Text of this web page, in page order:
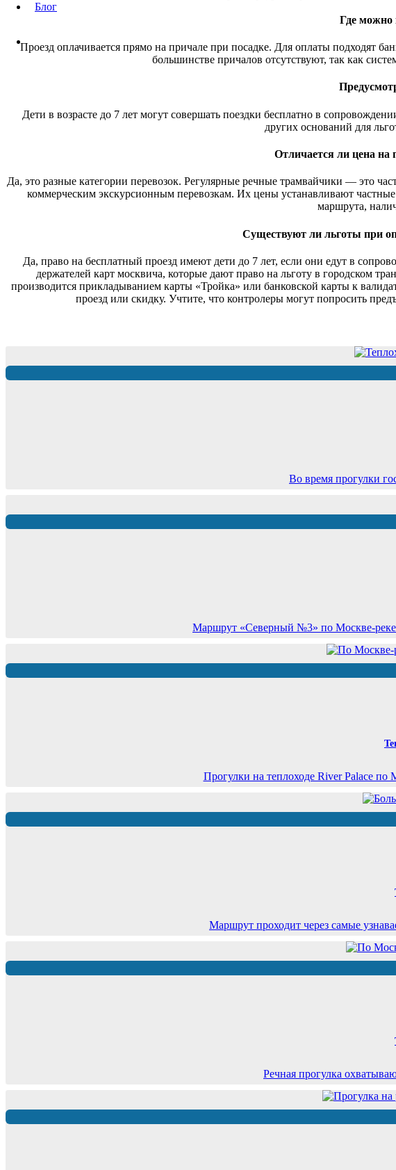
Блог
Где можно
Проезд оплачивается прямо на причале при посадке. Для оплаты подходят
большинстве причалов отсутствуют, так как
Дети в возрасте до 7 лет могут совершать поездки бесплатно в
других оснований для
Отличается ли цена
Да, это разные категории перевозок. Регулярные речные трамвайчики — это
коммерческим экскурсионным перевозкам. Их цены устанавливают
маршрута,
Существуют ли льготы при
Да, право на бесплатный проезд имеют дети до 7 лет, если они едут в
держателей карт москвича, которые дают право на льготу в городском
производится прикладыванием карты «Тройка» или банковской карты к
проезд или скидку. Учтите, что контролеры могут попросить
Во время прогулки
Маршрут «Северный №3» по Москве-реке:
Прогулки на теплоходе River Palace
Маршрут проходит через самые
Речная прогулка